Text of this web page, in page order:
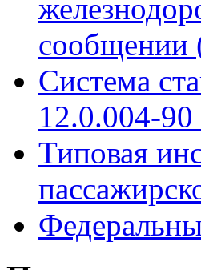
сообщении
Система
12.0.004-90
Типовая